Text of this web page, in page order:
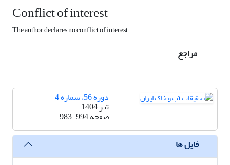
Conflict of interest
The author declares no conflict of interest.
مراجع
دوره 56، شماره 4
تیر 1404
صفحه983-994
فایل ها